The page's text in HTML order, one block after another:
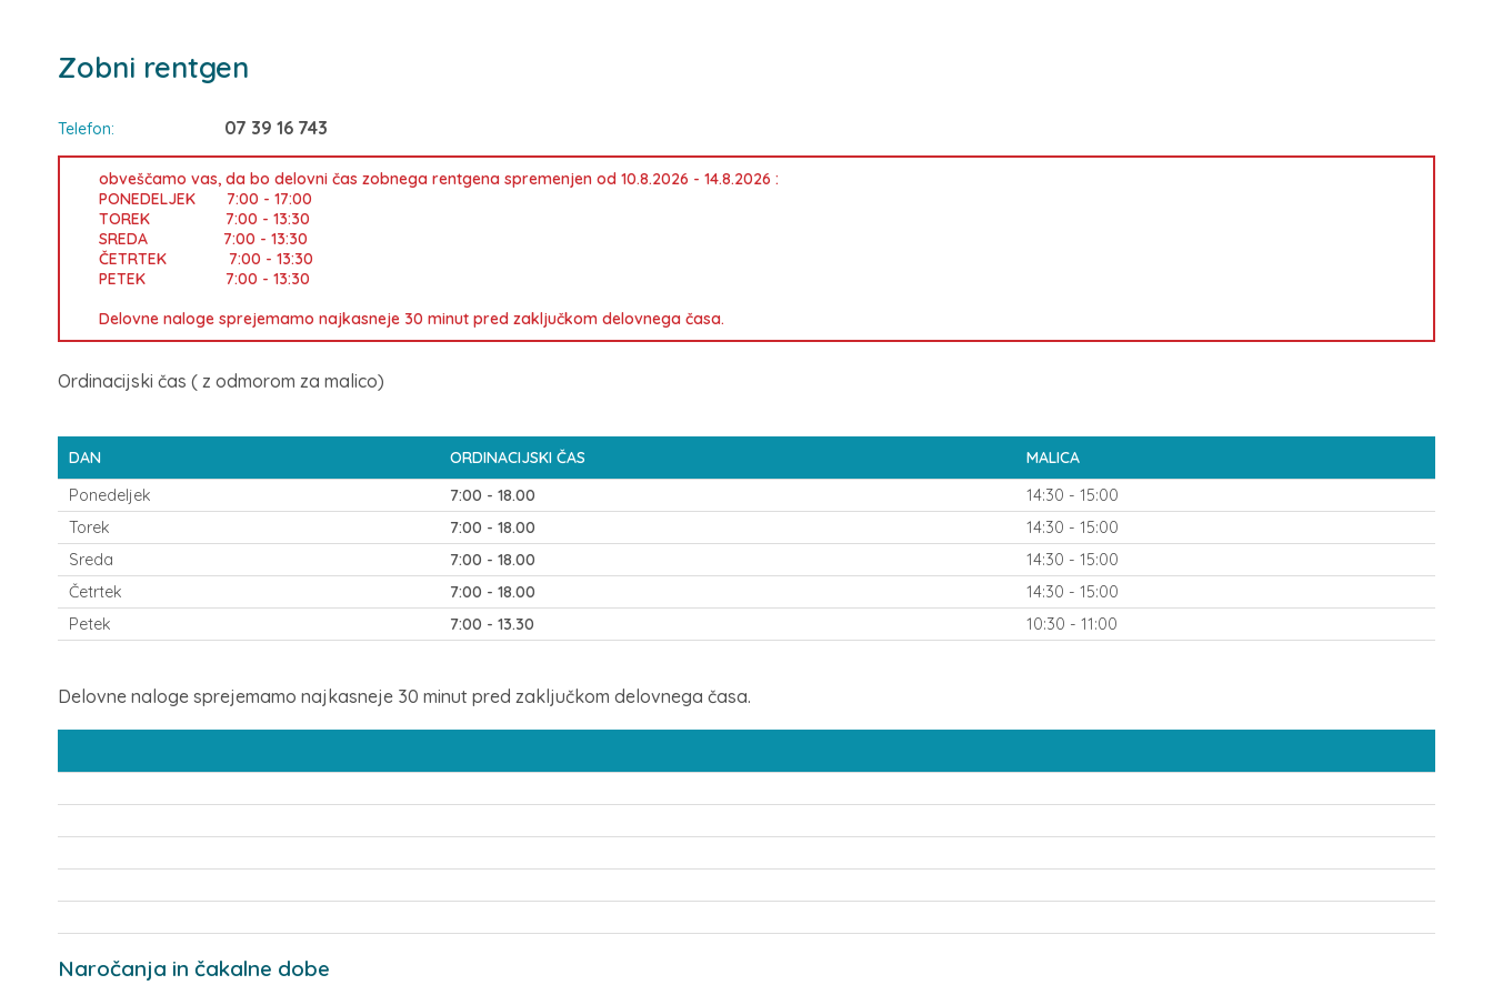
Zobni rentgen
Telefon: 07 39 16 743
obveščamo vas, da bo delovni čas zobnega rentgena spremenjen od 10.8.2026 - 14.8.2026 :
PONEDELJEK 7:00 - 17:00
TOREK 7:00 - 13:30
SREDA 7:00 - 13:30
ČETRTEK 7:00 - 13:30
PETEK 7:00 - 13:30
Delovne naloge sprejemamo najkasneje 30 minut pred zaključkom delovnega časa.
Ordinacijski čas ( z odmorom za malico)
DAN ORDINACIJSKI ČAS
MALICA
Ponedeljek
7:00 - 18.00
14:30 - 15:00
Torek
7:00 - 18.00
14:30 - 15:00
Sreda
7:00 - 18.00
14:30 - 15:00
Četrtek
7:00 - 18.00
14:30 - 15:00
Petek
7:00 - 13.30 10:30 - 11:00
Delovne naloge sprejemamo najkasneje 30 minut pred zaključkom delovnega časa.
Naročanja in čakalne dobe